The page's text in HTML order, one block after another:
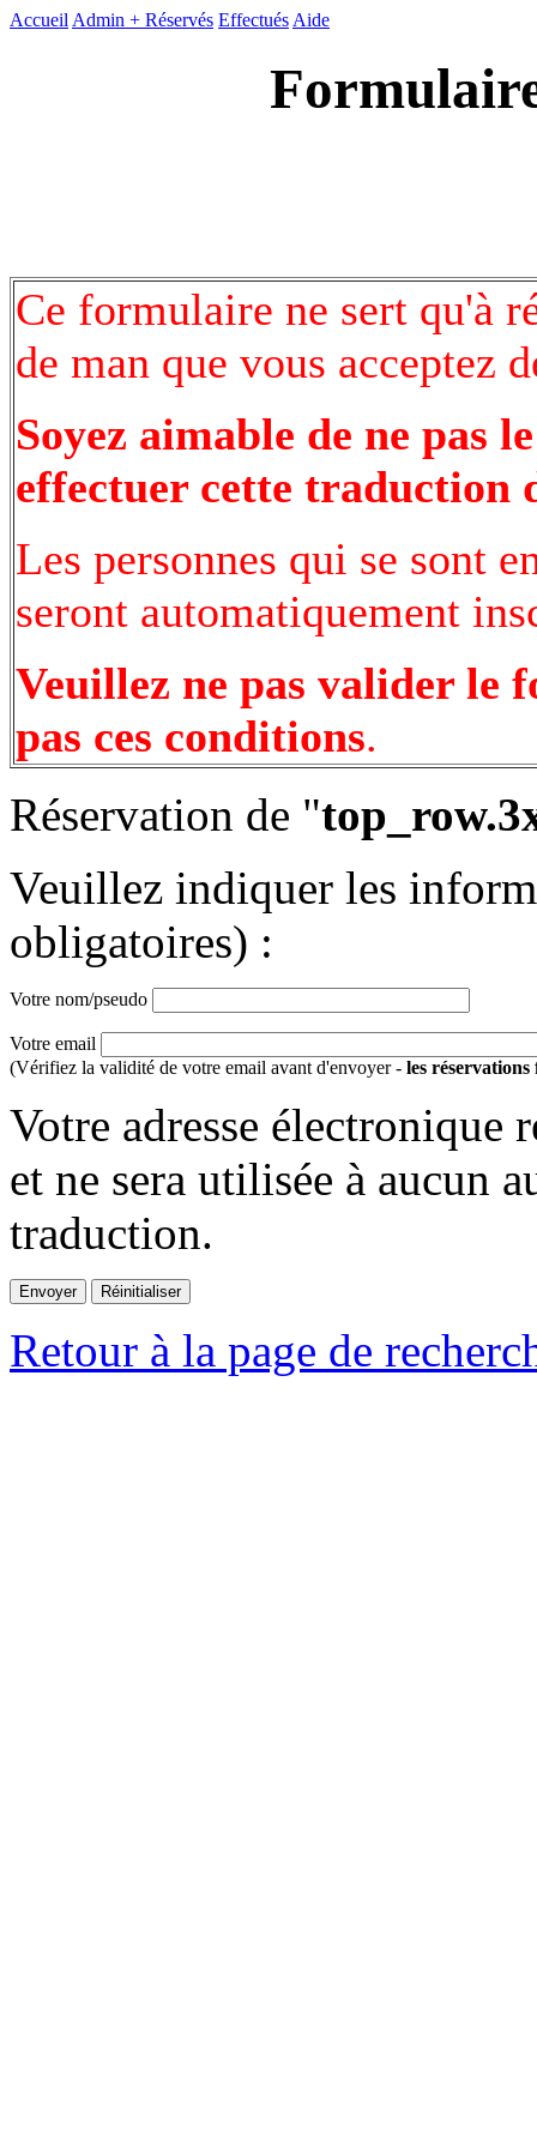
Accueil Admin + Réservés Effectués Aide
Ce formulaire ne sert qu'à
de man que vous acceptez
Soyez aimable de ne pas
effectuer cette traduction
Les personnes qui se sont
seront automatiquement
Veuillez ne pas valider le
pas ces conditions.
Réservation de "
Veuillez indiquer les
obligatoires) :
Votre nom/pseudo
Votre email
(Vérifiez la validité de votre email avant d'envoyer - les réservations
Votre adresse électronique
et ne sera utilisée à aucun
traduction.
Retour à la page de